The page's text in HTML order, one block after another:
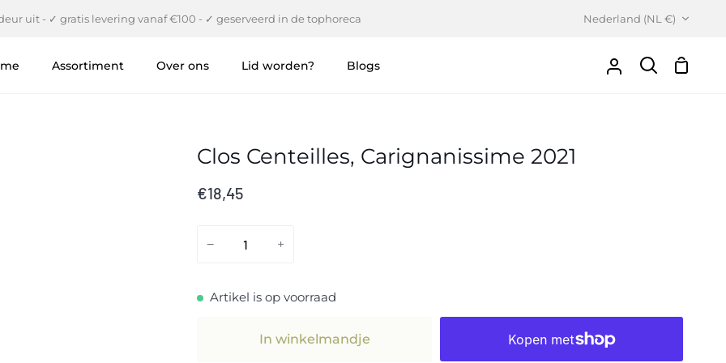
uit - ✓ gratis levering vanaf €100 - ✓ geserveerd in de tophoreca Valuta Nederland (NL €)
Assortiment Over ons Lid worden? Blogs
Uw
Zoeken
Clos Centeilles, Carignanissime 2021
€18,45
− +
Artikel is op voorraad
In winkelmandje